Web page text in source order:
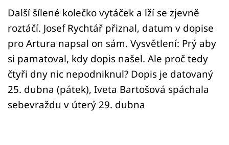
Sledujte nás
Další šílené kolečko vytáček a lží se zjevně
roztáčí. Josef Rychtář přiznal, datum v dopise
pro Artura napsal on sám. Vysvětlení: Prý aby
si pamatoval, kdy dopis našel. Ale proč tedy
čtyři dny nic nepodniknul? Dopis je datovaný
25. dubna (pátek), Iveta Bartošová spáchala
sebevraždu v úterý 29. dubna